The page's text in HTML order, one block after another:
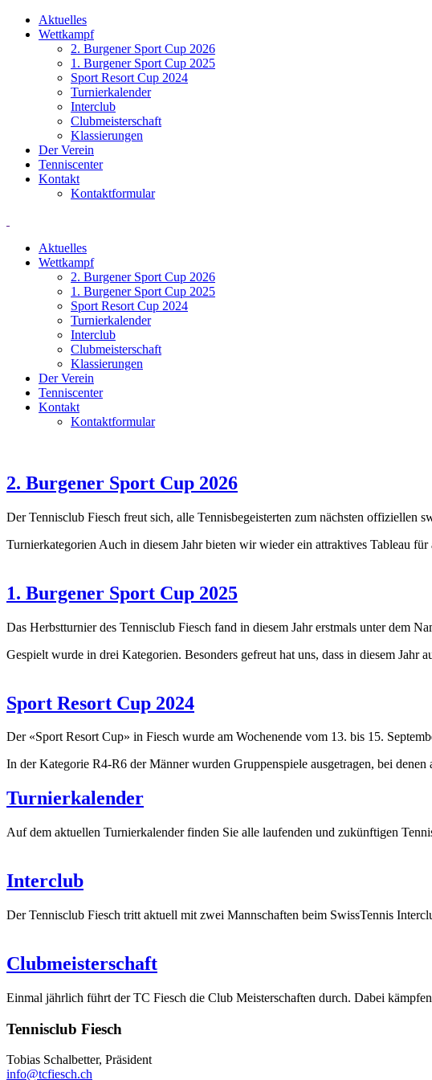
Aktuelles
Wettkampf
2. Burgener Sport Cup 2026
1. Burgener Sport Cup 2025
Sport Resort Cup 2024
Turnierkalender
Interclub
Clubmeisterschaft
Klassierungen
Der Verein
Tenniscenter
Kontakt
Kontaktformular
Aktuelles
Wettkampf
2. Burgener Sport Cup 2026
1. Burgener Sport Cup 2025
Sport Resort Cup 2024
Turnierkalender
Interclub
Clubmeisterschaft
Klassierungen
Der Verein
Tenniscenter
Kontakt
Kontaktformular
2. Burgener Sport Cup 2026
Der Tennisclub Fiesch freut sich, alle Tennisbegeisterten zum nächsten offiziellen
Turnierkategorien Auch in diesem Jahr bieten wir wieder ein attraktives Tableau
1. Burgener Sport Cup 2025
Das Herbstturnier des Tennisclub Fiesch fand in diesem Jahr erstmals unter dem
Gespielt wurde in drei Kategorien. Besonders gefreut hat uns, dass in diesem
Sport Resort Cup 2024
Der «Sport Resort Cup» in Fiesch wurde am Wochenende vom 13. bis 15.
In der Kategorie R4-R6 der Männer wurden Gruppenspiele ausgetragen, bei
Turnierkalender
Auf dem aktuellen Turnierkalender finden Sie alle laufenden und zukünftigen
Interclub
Der Tennisclub Fiesch tritt aktuell mit zwei Mannschaften beim SwissTennis
Clubmeisterschaft
Einmal jährlich führt der TC Fiesch die Club Meisterschaften durch. Dabei
Tennisclub Fiesch
Tobias Schalbetter, Präsident
info@tcfiesch.ch